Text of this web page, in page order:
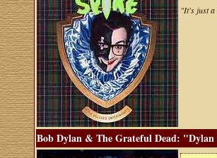
"It's just a
Bob Dylan & The Grateful Dead: